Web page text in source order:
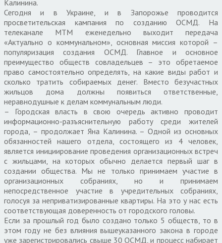
Калинина.
Сегодня и в Украине, и в Запорожье проводится
просветительская кампания по созданию ОСМД. На
телеканале МТМ еженедельно выходит передача
«Актуально о коммунальном», основная миссия которой –
популяризация создания ОСМД. Главное и основное
преимущество обществ совладельцев – это обретаемое
право самостоятельно определять, на какие виды работ и
сколько тратить собираемых денег. Вместо безучастных
жильцов дома должны появиться ответственные,
неравнодушные к делам коммунальным люди.
– Городская власть в свою очередь активно проводит
информационно-разъяснительную работу среди жителей
города, – продолжает Яна Калинина. – Одной из основных
обязанностей нашего отдела, состоящего из 4 человек,
является инициирование проведения организационных встреч
с жильцами, на которых обычно делается первый шаг в
создании общества. Мы не только принимаем участие в
организационных собраниях, но и принимаем
непосредственное участие в учредительных собраниях,
голосуя за неприватизированные квартиры. На это у нас есть
соответствующая доверенность от городского головы.
Если за прошлый год было создано только 5 обществ, то в
этом году не без влияния вышеуказанного закона в городе
уже зарегистрировались свыше 30 ОСМД, и процесс набирает